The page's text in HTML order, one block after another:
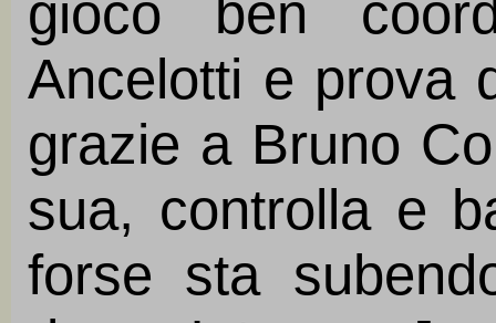
gioco ben
Ancelotti e prova
grazie a Bruno
sua, controlla e
forse sta